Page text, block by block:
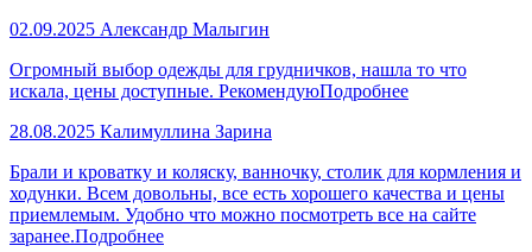
02.09.2025 Александр Малыгин
Огромный выбор одежды для грудничков, нашла то что
искала, цены доступные. РекомендуюПодробнее
28.08.2025 Калимуллина Зарина
Брали и кроватку и коляску, ванночку, столик для кормления и
ходунки. Всем довольны, все есть хорошего качества и цены
приемлемым. Удобно что можно посмотреть все на сайте
заранее.Подробнее